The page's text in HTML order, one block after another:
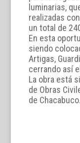
luminarias,
realizadas
un total de
En esta
siendo
Artigas,
cerrando así
La obra está
de Obras
de Chacabuco.